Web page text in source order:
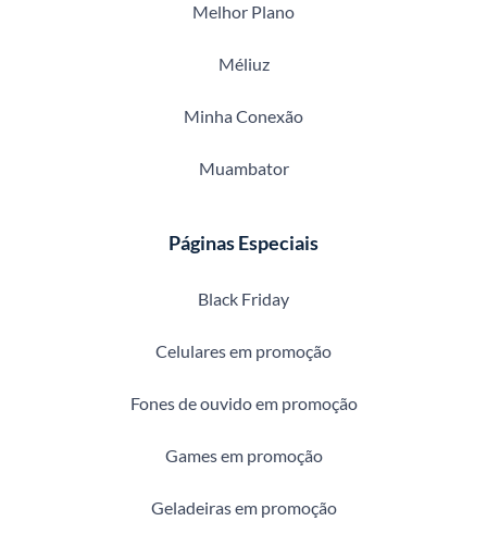
Melhor Plano
Méliuz
Minha Conexão
Muambator
Páginas Especiais
Black Friday
Celulares em promoção
Fones de ouvido em promoção
Games em promoção
Geladeiras em promoção